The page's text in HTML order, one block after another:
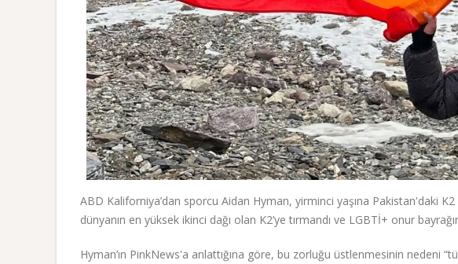
ABD Kaliforniya’dan sporcu Aidan Hyman, yirminci yaşına Pakistan'daki K2
dünyanın en yüksek ikinci dağı olan K2’ye tırmandı ve LGBTİ+ onur
Hyman’ın PinkNews'a anlattığına göre, bu zorluğu üstlenmesinin nedeni